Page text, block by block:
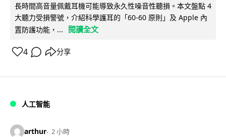
長時間高音量佩戴耳機可能導致永久性噪音性聽損。本文盤點 4
大聽力受損警號，介紹科學護耳的「60-60 原則」及 Apple 內
置防護功能，...
閱讀全文
4 分享
人工智能
arthur 2 小時